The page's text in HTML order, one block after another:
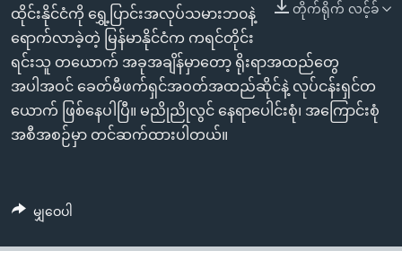
ရှာဖွေ
ရန်
နေရာ
သို့
ကျော်
ရန်
ဘာသာစကားများ တိုက်ရိုက် လင့်ခ်
ထိုင်းနိုင်ငံကို ရွှေ့ပြာင်းအလုပ်သမားဘ၀နဲ့
ရောက်လာခဲ့တဲ့ မြန်မာနိုင်ငံက ကရင်တိုင်း
ရင်းသူ တယောက် အခုအချိန်မှာတော့ ရိုးရာအထည်တွေ
အပါအဝင် ခေတ်မီဖက်ရှင်အဝတ်အထည်ဆိုင်နဲ့ လုပ်ငန်းရှင်တ
ယောက် ဖြစ်နေပါပြီ။ မညိုညိုလွင် နေရာပေါင်းစုံ၊ အကြောင်းစုံ
အစီအစဉ်မှာ တင်ဆက်ထားပါတယ်။
မျှဝေပါ